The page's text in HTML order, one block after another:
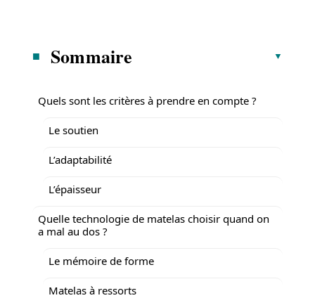
Sommaire
Quels sont les critères à prendre en compte ?
Le soutien
L’adaptabilité
L’épaisseur
Quelle technologie de matelas choisir quand on
a mal au dos ?
Le mémoire de forme
Matelas à ressorts